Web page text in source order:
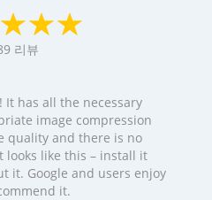
리뷰
has all the necessary
image compression
quality and there is no
looks like this – install it
it. Google and users enjoy
it.